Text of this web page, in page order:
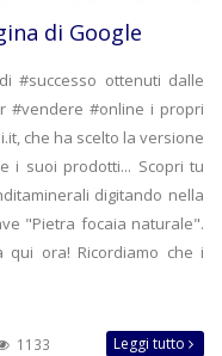
di Google
#successo ottenuti dalle
#vendere #online i propri
che ha scelto la versione
i suoi prodotti... Scopri tu
digitando nella
"Pietra focaia naturale".
qui ora! Ricordiamo che i
1133 Leggi tutto